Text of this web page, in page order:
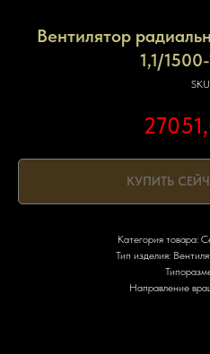
Вентилятор
1,1/
КУПИТЬ
Категория товара:
Тип изделия:
Направление